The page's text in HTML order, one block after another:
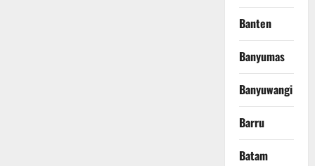
Banten
Banyumas
Banyuwangi
Barru
Batam